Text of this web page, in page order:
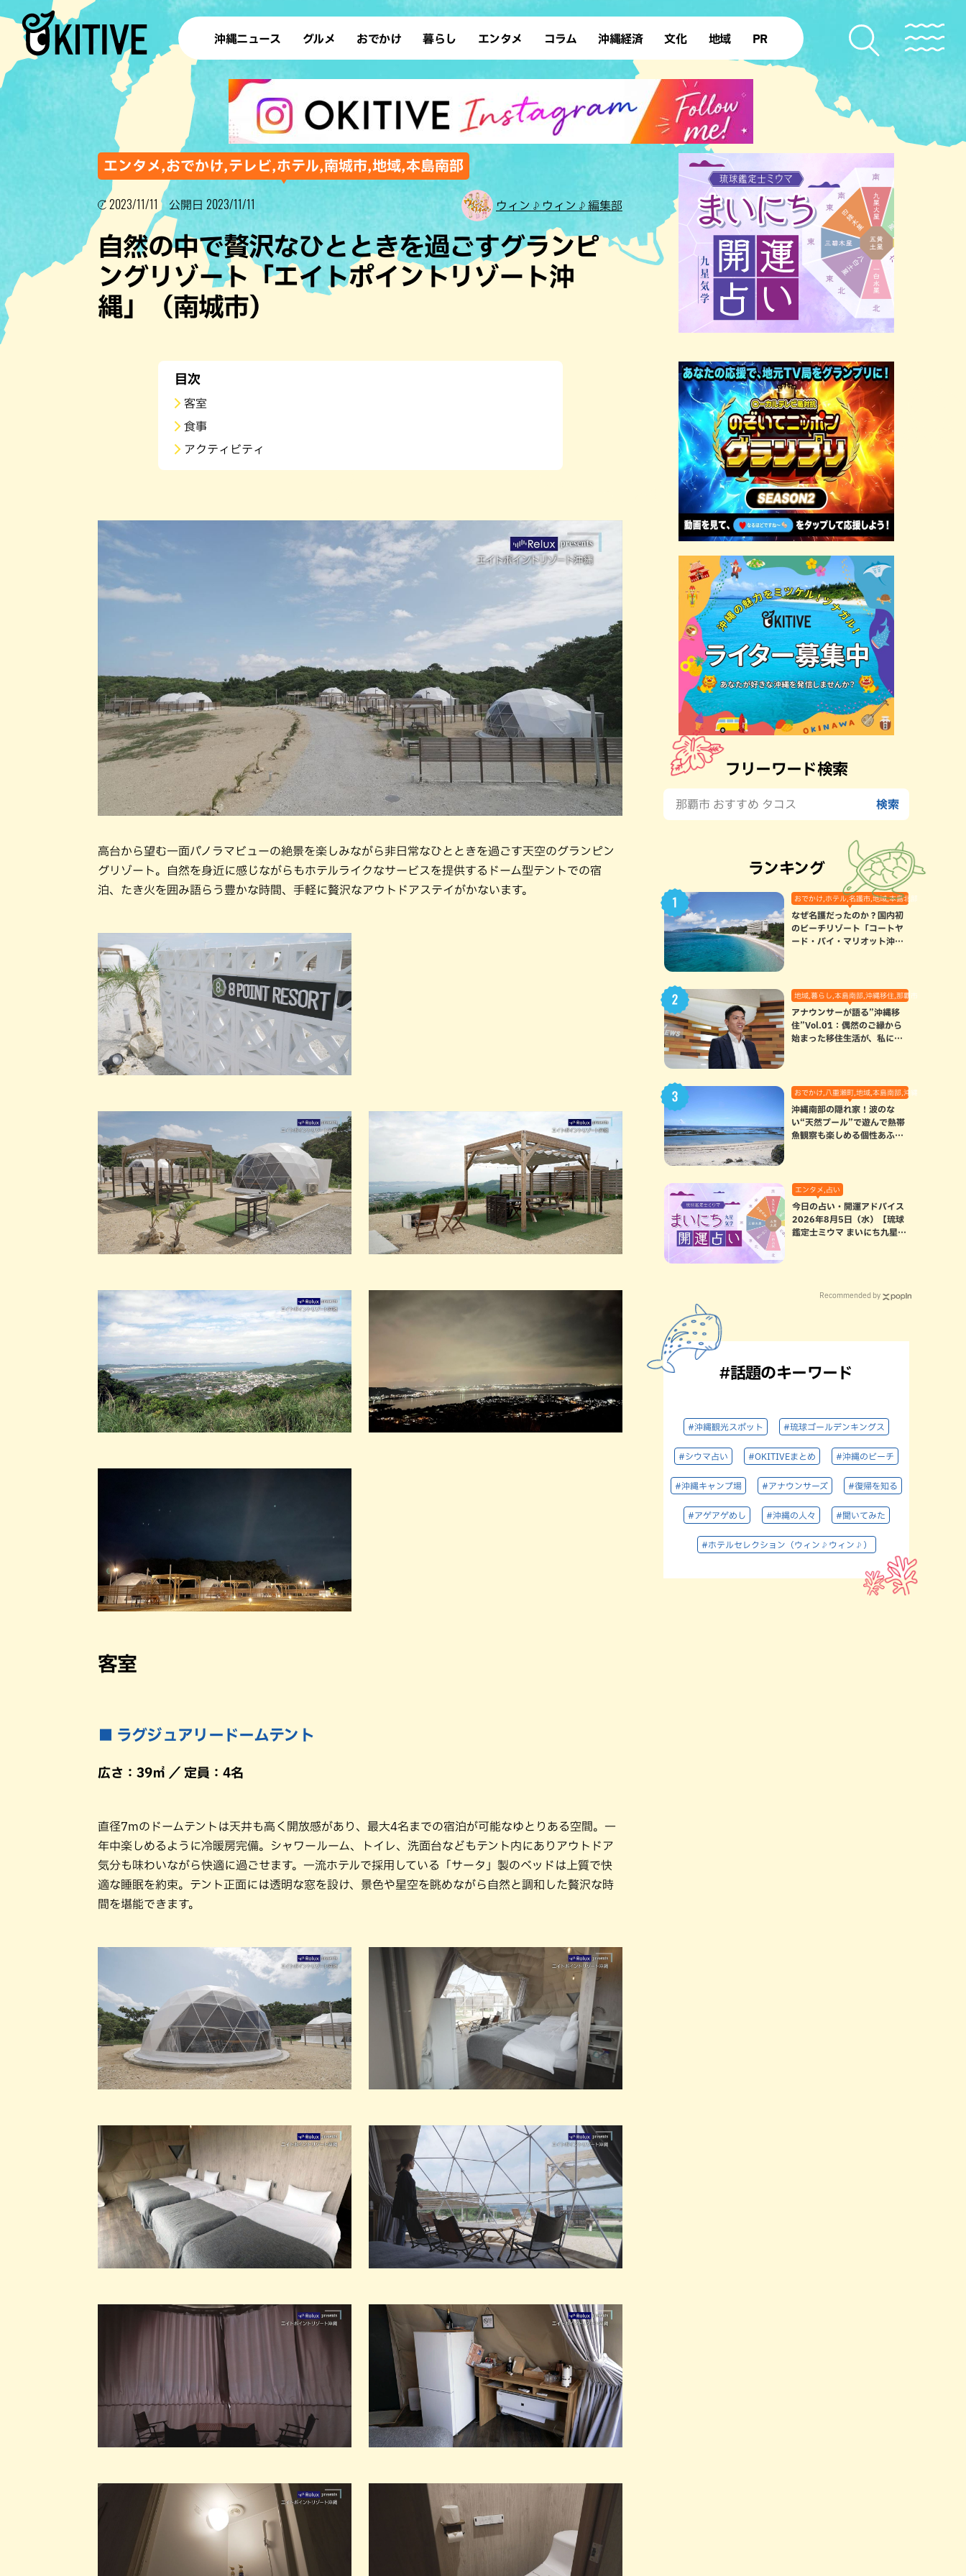
沖縄ニュース グルメ
ラーメン 沖縄そば
テイクアウト カフェ
すし・魚料理 和食・日本料理
沖縄料理 アジア・エスニック
イタリアン
フレンチ
ステーキ・焼肉 焼鳥・串料理
その他の肉料理 居酒屋・バー
ブッフェ・バイキング
おでかけ
デート ドライブ
散歩 ソロ活
歴史
レジャー アート
ショッピング ホテル
サウナ 公園
沖縄の海
暮らし
レシピ SDGs
ファッション ローカルニュース
沖縄移住 沖縄旧暦行事
エンタメ
スポーツ 占い
タレント・芸人 テレビ
コラム 沖縄経済 文化
復帰50年
地域
本島北部 本島中部
本島南部 先島諸島
北部離島
PR
エンタメ,おでかけ,テレビ,ホテル,南城市,地域,本島南部
2023/11/11 公開日 2023/11/11 ウィン♪ウィン♪編集部
自然の中で贅沢なひとときを過ごすグランピ
ングリゾート「エイトポイントリゾート沖
縄」（南城市）
目次
客室
食事
アクティビティ
高台から望む一面パノラマビューの絶景を楽しみながら非日常なひとときを過ごす天空のグランピン
グリゾート。自然を身近に感じながらもホテルライクなサービスを提供するドーム型テントでの宿
泊、たき火を囲み語らう豊かな時間、手軽に贅沢なアウトドアステイがかないます。
客室
■ ラグジュアリードームテント
広さ：39㎡ ／ 定員：4名
直径7mのドームテントは天井も高く開放感があり、最大4名までの宿泊が可能なゆとりある空間。一
年中楽しめるように冷暖房完備。シャワールーム、トイレ、洗面台などもテント内にありアウトドア
気分も味わいながら快適に過ごせます。一流ホテルで採用している「サータ」製のベッドは上質で快
適な睡眠を約束。テント正面には透明な窓を設け、景色や星空を眺めながら自然と調和した贅沢な時
間を堪能できます。
フリーワード検索
ランキング
おでかけ,ホテル,名護市,地域,本島北部
なぜ名護だったのか？国内初
のビーチリゾート「コートヤ
ード・バイ・マリオット沖縄
地域,暮らし,本島南部,沖縄移住,那覇市
アナウンサーが語る”沖縄移
住”Vol.01：偶然のご縁から
始まった移住生活が、私にと
おでかけ,八重瀬町,地域,本島南部,沖縄の海,自然
沖縄南部の隠れ家！波のな
い“天然プール”で遊んで熱帯
魚観察も楽しめる個性あふれ
エンタメ,占い
今日の占い・開運アドバイス
2026年8月5日（水）【琉球
鑑定士ミウマ まいにち九星気
Recommended by
#話題のキーワード
#沖縄観光スポット #琉球ゴールデンキングス
#シウマ占い #OKITIVEまとめ #沖縄のビーチ
#沖縄キャンプ場 #アナウンサーズ #復帰を知る
#アゲアゲめし #沖縄の人々 #聞いてみた
#ホテルセレクション（ウィン♪ウィン♪）